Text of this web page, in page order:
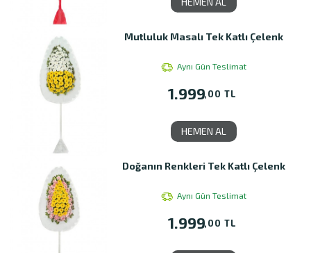
Mutluluk Masalı Tek Katlı Çelenk
Aynı Gün Teslimat
1.999,00 TL
HEMEN AL
Doğanın Renkleri Tek Katlı Çelenk
Aynı Gün Teslimat
1.999,00 TL